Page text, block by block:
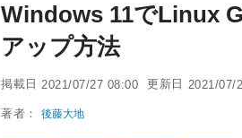
Windows 11でLinux
アップ方法
掲載日 2021/07/27 08:00 更新日 2021/07/
著者：後藤大地